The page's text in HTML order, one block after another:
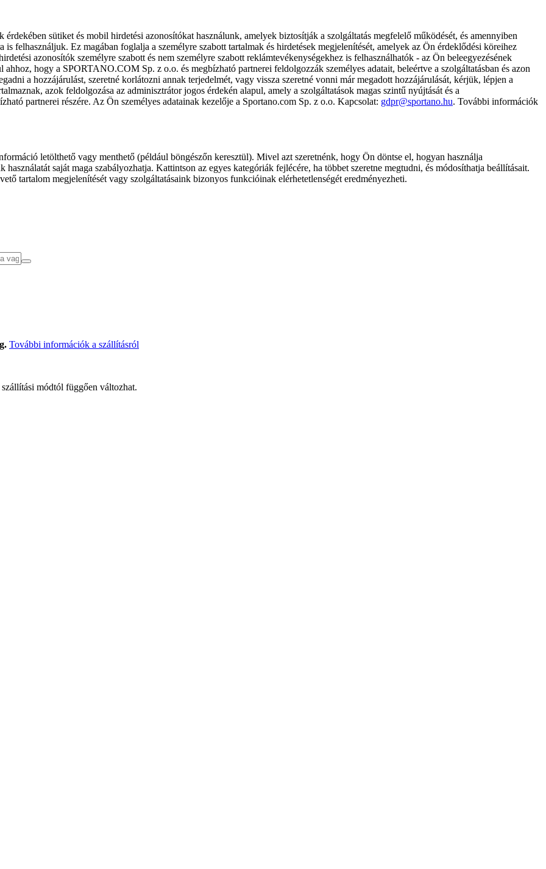
sütiket és mobil hirdetési azonosítókat használunk, amelyek biztosítják a szolgáltatás megfelelő működését, és amennyiben
is felhasználjuk. Ez magában foglalja a személyre szabott tartalmak és hirdetések megjelenítését, amelyek az Ön érdeklődési köreihez
azonosítók személyre szabott és nem személyre szabott reklámtevékenységekhez is felhasználhatók - az Ön beleegyezésének
hogy a SPORTANO.COM Sp. z o.o. és megbízható partnerei feldolgozzák személyes adatait, beleértve a szolgáltatásban és azon
a hozzájárulást, szeretné korlátozni annak terjedelmét, vagy vissza szeretné vonni már megadott hozzájárulását, kérjük, lépjen a
azok feldolgozása az adminisztrátor jogos érdekén alapul, amely a szolgáltatások magas szintű nyújtását és a
partnerei részére. Az Ön személyes adatainak kezelője a Sportano.com Sp. z o.o. Kapcsolat: gdpr@sportano.hu. További információk
letölthető vagy menthető (például böngészőn keresztül). Mivel azt szeretnénk, hogy Ön döntse el, hogyan használja
saját maga szabályozhatja. Kattintson az egyes kategóriák fejlécére, ha többet szeretne megtudni, és módosíthatja beállításait.
tartalom megjelenítését vagy szolgáltatásaink bizonyos funkcióinak elérhetetlenségét eredményezheti.
További információk a szállításról
módtól függően változhat.